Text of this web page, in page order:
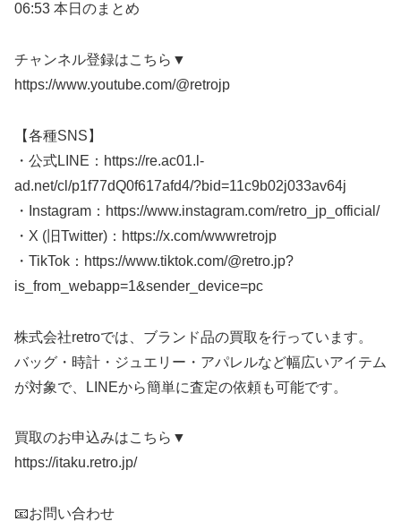
06:53 本日のまとめ
チャンネル登録はこちら▼
https://www.youtube.com/@retrojp
【各種SNS】
・公式LINE：https://re.ac01.l-
ad.net/cl/p1f77dQ0f617afd4/?bid=11c9b02j033av64j
・Instagram：https://www.instagram.com/retro_jp_official/
・X (旧Twitter)：https://x.com/wwwretrojp
・TikTok：https://www.tiktok.com/@retro.jp?
is_from_webapp=1&sender_device=pc
株式会社retroでは、ブランド品の買取を行っています。
バッグ・時計・ジュエリー・アパレルなど幅広いアイテム
が対象で、LINEから簡単に査定の依頼も可能です。
買取のお申込みはこちら▼
https://itaku.retro.jp/
📧お問い合わせ